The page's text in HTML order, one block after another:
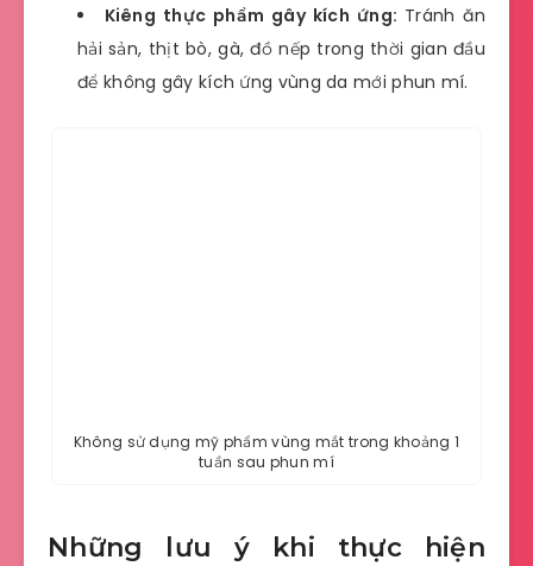
Kiêng thực phẩm gây kích ứng: Tránh ăn
hải sản, thịt bò, gà, đồ nếp trong thời gian đầu
để không gây kích ứng vùng da mới phun mí.
Không sử dụng mỹ phẩm vùng mắt trong khoảng 1
tuần sau phun mí
Những lưu ý khi thực hiện